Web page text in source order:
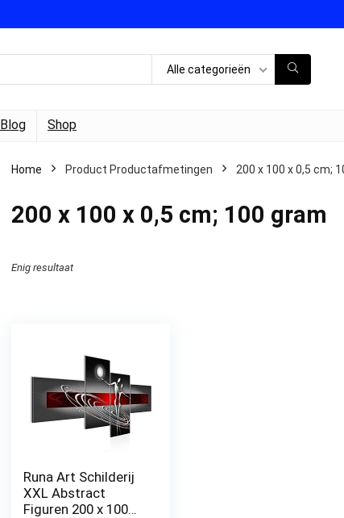
Alle categorieën
Blog Shop
Home Product Productafmetingen ‎200 x 100 x 0,5 cm;
‎200 x 100 x 0,5 cm; 100 gram
Enig resultaat
Runa Art Schilderij
XXL Abstract
Figuren 200 x 100